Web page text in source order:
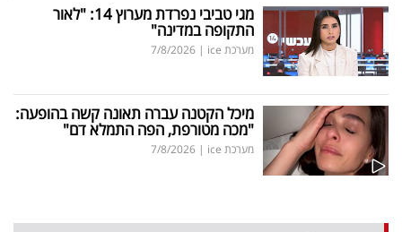
מגי טביבי נפרדת מערוץ 14: "לאור
התקופה במדינה"
מערכת ice |
7/8/2026
מיכל הקטנה עברה תאונה קשה בהופעה:
"מכה מטורפת, הפה התמלא דם"
מערכת ice |
7/8/2026